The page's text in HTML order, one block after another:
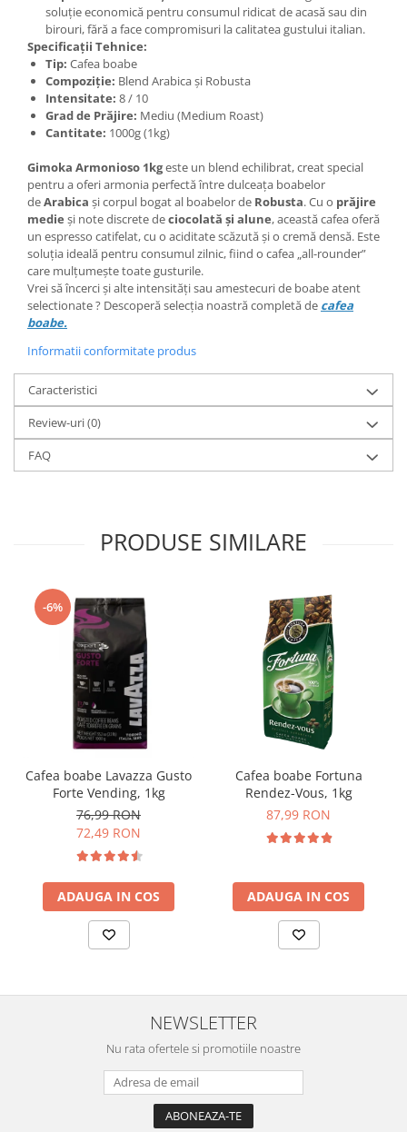
soluție economică pentru consumul ridicat de acasă sau din
birouri, fără a face compromisuri la calitatea gustului italian.
Specificații Tehnice:
Tip: Cafea boabe
Compoziție: Blend Arabica și Robusta
Intensitate: 8 / 10
Grad de Prăjire: Mediu (Medium Roast)
Cantitate: 1000g (1kg)
Gimoka Armonioso 1kgeste un blend echilibrat, creat special
pentru a oferi armonia perfectă între dulceața boabelor
deArabica și corpul bogat al boabelor de Robusta. Cu o prăjire
medie și note discrete deciocolată și alune, această cafea oferă
un espresso catifelat, cu o aciditate scăzută și o cremă densă. Este
soluția ideală pentru consumul zilnic, fiind o cafea „all-rounder”
care mulțumește toate gusturile.
Vrei să încerci și alte intensități sau amestecuri de boabe atent
selectionate ? Descoperă selecția noastră completă de cafea
boabe.
Informatii conformitate produs
Caracteristici
Review-uri(0)
FAQ
PRODUSE SIMILARE
-6%
Cafea boabe Lavazza Gusto
Forte Vending, 1kg
76,99 RON
72,49 RON
ADAUGA IN COS
Cafea boabe Fortuna
Rendez-Vous, 1kg
87,99 RON
ADAUGA IN COS
NEWSLETTER
Nu rata ofertele si promotiile noastre